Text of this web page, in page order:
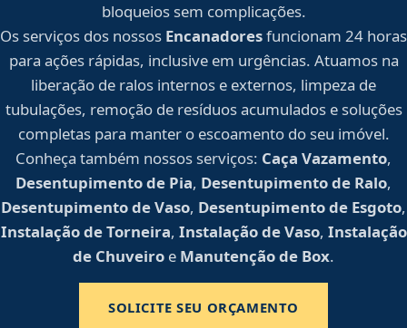
bloqueios sem complicações.
Os serviços dos nossos Encanadoresfuncionam 24 horas
para ações rápidas, inclusive em urgências. Atuamos na
liberação de ralos internos e externos, limpeza de
tubulações, remoção de resíduos acumulados e soluções
completas para manter o escoamento do seu imóvel.
Conheça também nossos serviços: Caça Vazamento,
Desentupimento de Pia, Desentupimento de Ralo,
Desentupimento de Vaso, Desentupimento de Esgoto,
Instalação de Torneira, Instalação de Vaso, Instalação
de Chuveiro e Manutenção de Box.
SOLICITE SEU ORÇAMENTO